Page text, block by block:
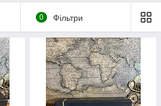
0 Фільтри